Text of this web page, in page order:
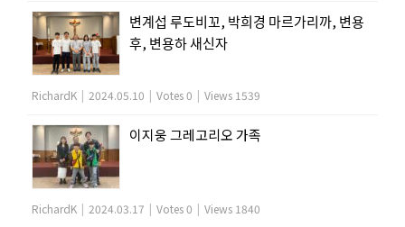
변계섭 루도비꼬, 박희경 마르가리까, 변용
후, 변용하 새신자
RichardK | 2024.05.10 | Votes 0 | Views 1539
이지웅 그레고리오 가족
RichardK | 2024.03.17 | Votes 0 | Views 1840